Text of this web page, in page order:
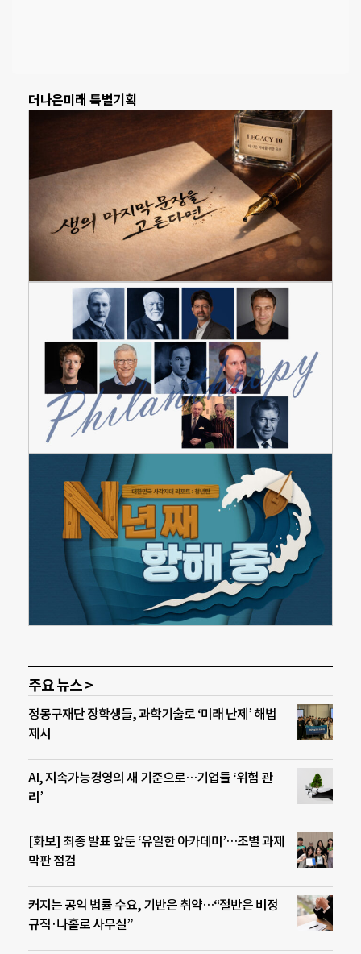
더나은미래 특별기획
주요 뉴스 >
정몽구재단 장학생들, 과학기술로 ‘미래 난제’ 해법
제시
AI, 지속가능경영의 새 기준으로…기업들 ‘위험 관
리’
[화보] 최종 발표 앞둔 ‘유일한 아카데미’…조별 과제
막판 점검
커지는 공익 법률 수요, 기반은 취약…“절반은 비정
규직·나홀로 사무실”